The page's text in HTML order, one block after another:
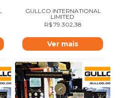
GULLCO INTERNATIONAL
LIMITED
R$ 79.302,38
Ver mais